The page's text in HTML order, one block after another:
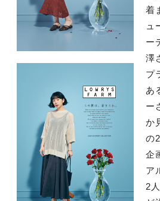
着
ュ
ー
澤
プ
あ
ー
か
の
企
ア
2